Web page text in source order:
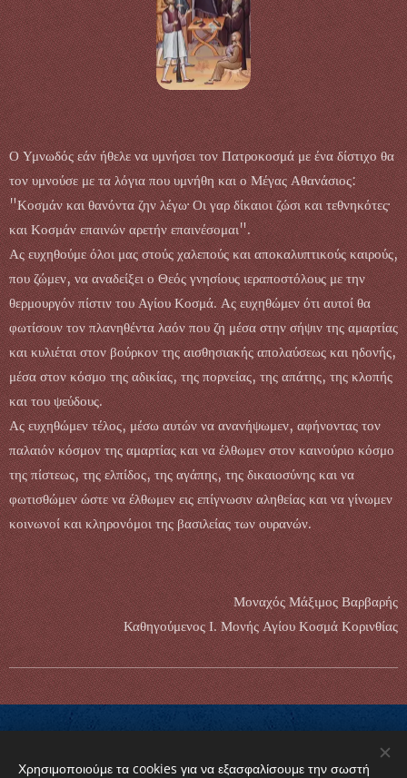
Ο Υμνωδός εάν ήθελε να υμνήσει τον Πατροκοσμά με ένα δίστιχο θα
τον υμνούσε με τα λόγια που υμνήθη και ο Μέγας Αθανάσιος:
"Κοσμάν και θανόντα ζην λέγω· Οι γαρ δίκαιοι ζώσι και τεθνηκότες·
και Κοσμάν επαινών αρετήν επαινέσομαι".
Ας ευχηθούμε όλοι μας στούς χαλεπούς και αποκαλυπτικούς καιρούς,
που ζώμεν, να αναδείξει ο Θεός γνησίους ιεραποστόλους με την
θερμουργόν πίστιν του Αγίου Κοσμά. Ας ευχηθώμεν ότι αυτοί θα
φωτίσουν τον πλανηθέντα λαόν που ζη μέσα στην σήψιν της αμαρτίας
και κυλιέται στον βούρκον της αισθησιακής απολαύσεως και ηδονής,
μέσα στον κόσμο της αδικίας, της πορνείας, της απάτης, της κλοπής
και του ψεύδους.
Ας ευχηθώμεν τέλος, μέσω αυτών να ανανήψωμεν, αφήνοντας τον
παλαιόν κόσμον της αμαρτίας και να έλθωμεν στον καινούριο κόσμο
της πίστεως, της ελπίδος, της αγάπης, της δικαιοσύνης και να
φωτισθώμεν ώστε να έλθωμεν εις επίγνωσιν αληθείας και να γίνωμεν
κοινωνοί και κληρονόμοι της βασιλείας των ουρανών.
Μοναχός Μάξιμος Βαρβαρής
Καθηγούμενος Ι. Μονής Αγίου Κοσμά Κορινθίας
Χρησιμοποιούμε τα cookies για να εξασφαλίσουμε την σωστή